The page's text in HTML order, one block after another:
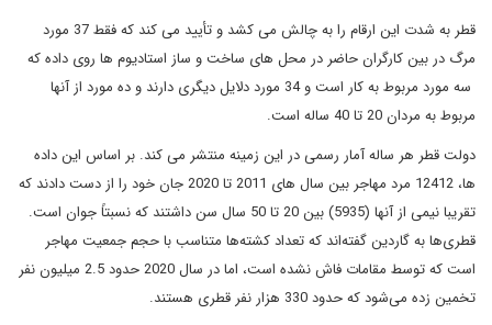
قطر به شدت این ارقام را به چالش می کشد و تأیید می کند که فقط 37 مورد
مرگ در بین کارگران حاضر در محل های ساخت و ساز استادیوم ها روی داده که
سه مورد مربوط به کار است و 34 مورد دلایل دیگری دارند و ده مورد از آنها
مربوط به مردان 20 تا 40 ساله است.
دولت قطر هر ساله آمار رسمی در این زمینه منتشر می کند. بر اساس این داده
ها، 12412 مرد مهاجر بین سال های 2011 تا 2020 جان خود را از دست دادند که
تقریبا نیمی از آنها (5935) بین 20 تا 50 سال سن داشتند که نسبتاً جوان است.
قطری‌ها به گاردین گفته‌اند که تعداد کشته‌ها متناسب با حجم جمعیت مهاجر
است که توسط مقامات فاش نشده است، اما در سال 2020 حدود 2.5 میلیون نفر
تخمین زده می‌شود که حدود 330 هزار نفر قطری هستند.